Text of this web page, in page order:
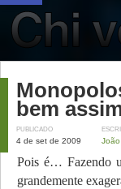
bem
PUBLICADO
4 de set de 2009
Pois é… Fazendo
grandemente